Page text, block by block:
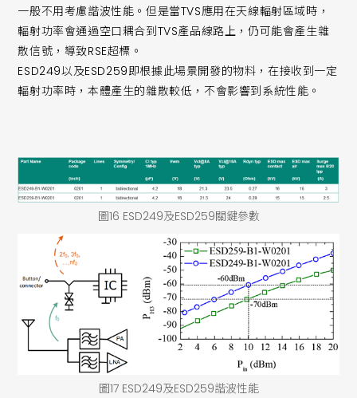
圖16 ESD249及ESD259關鍵參數
圖17 ESD249及ESD259諧波性能
一般不用考慮諧波性能。但是當TVS應用在天線輻射區域時，
輻射功率會通過空口耦合到TVS產品線路上，仍可能會產生雜
散信號，導致RSE超標。
ESD249以及ESD259即根據此場景開發的物料，在接收到一定
輻射功率時，本體產生的雜散較低，不會影響到系統性能。